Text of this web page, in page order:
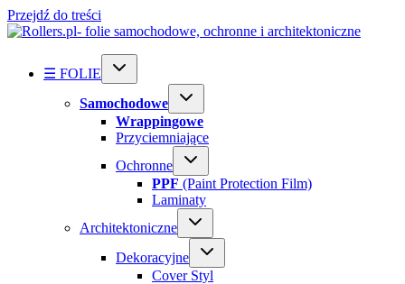
Przejdź do treści
☰ FOLIE
Samochodowe
Wrappingowe
Przyciemniające
Ochronne
PPF (Paint Protection Film)
Laminaty
Architektoniczne
Dekoracyjne
Cover Styl